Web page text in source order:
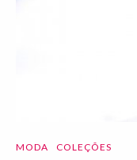
MODA COLEÇÕES